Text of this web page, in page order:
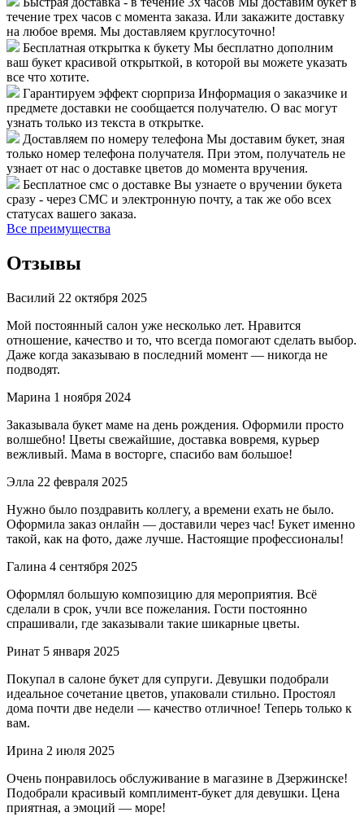
течение трех часов с момента заказа. Или закажите доставку
на любое время. Мы доставляем круглосуточно!
Бесплатная открытка к букету Мы бесплатно дополним
ваш букет красивой открыткой, в которой вы можете указать
все что хотите.
Гарантируем эффект сюрприза Информация о заказчике и
предмете доставки не сообщается получателю. О вас могут
узнать только из текста в открытке.
Доставляем по номеру телефона Мы доставим букет, зная
только номер телефона получателя. При этом, получатель не
узнает от нас о доставке цветов до момента вручения.
Бесплатное смс о доставке Вы узнаете о вручении букета
сразу - через СМС и электронную почту, а так же обо всех
статусах вашего заказа.
Все преимущества
Отзывы
Василий 22 октября 2025
Мой постоянный салон уже несколько лет. Нравится
отношение, качество и то, что всегда помогают сделать выбор.
Даже когда заказываю в последний момент — никогда не
подводят.
Марина 1 ноября 2024
Заказывала букет маме на день рождения. Оформили просто
волшебно! Цветы свежайшие, доставка вовремя, курьер
вежливый. Мама в восторге, спасибо вам большое!
Элла 22 февраля 2025
Нужно было поздравить коллегу, а времени ехать не было.
Оформила заказ онлайн — доставили через час! Букет именно
такой, как на фото, даже лучше. Настоящие профессионалы!
Галина 4 сентября 2025
Оформлял большую композицию для мероприятия. Всё
сделали в срок, учли все пожелания. Гости постоянно
спрашивали, где заказывали такие шикарные цветы.
Ринат 5 января 2025
Покупал в салоне букет для супруги. Девушки подобрали
идеальное сочетание цветов, упаковали стильно. Простоял
дома почти две недели — качество отличное! Теперь только к
вам.
Ирина 2 июля 2025
Очень понравилось обслуживание в магазине в Дзержинске!
Подобрали красивый комплимент-букет для девушки. Цена
приятная, а эмоций — море!